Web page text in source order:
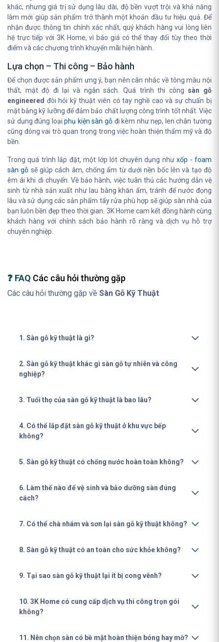
khác, nhưng giá trị sử dụng lâu dài, độ bền vượt trội và khả năng
làm mới giúp sản phẩm trở thành một khoản đầu tư hiệu quả. Để
nhận được thông tin chính xác nhất, quý khách hàng vui lòng liên
hệ trực tiếp với 3K Home, vì báo giá có thể thay đổi tùy theo thời
điểm và các chương trình khuyến mãi hiện hành.
Lựa chọn – Thi công – Bảo hành
Để chọn được sản phẩm ưng ý, bạn nên cân nhắc về tông màu nội
thất, mật độ đi lại và ngân sách. Quá trình thi công sàn gỗ
engineered đòi hỏi kỹ thuật viên có tay nghề cao và sự chuẩn bị
mặt bằng kỹ lưỡng để đảm bảo chất lượng công trình tốt nhất. Việc
sử dụng đúng loạiphụ kiện sàn gỗ đi kèm như nẹp, len chân tường
cũng đóng vai trò quan trọng trong việc hoàn thiện thẩm mỹ và độ
bền.
Trong quá trình lắp đặt, một lớp lót chuyên dụng nhưxốp - foam
sàn gỗ sẽ giúp cách âm, chống ẩm từ dưới nền bốc lên và tạo độ
êm ái khi di chuyển. Về bảo hành, việc tuân thủ các hướng dẫn vệ
sinh từ nhà sản xuất như lau bằng khăn ẩm, tránh để nước đọng
lâu và sử dụng các sản phẩm tẩy rửa phù hợp sẽ giúp sàn nhà của
bạn luôn bền đẹp theo thời gian. 3K Home cam kết đồng hành cùng
khách hàng với chính sách bảo hành rõ ràng và dịch vụ hỗ trợ
chuyên nghiệp.
❓ FAQ Các câu hỏi thường gặp
Các câu hỏi thường gặp về Sàn Gỗ Kỹ Thuật
1. Sàn gỗ kỹ thuật là gì?
2. Sàn gỗ kỹ thuật khác gì sàn gỗ tự nhiên và công
nghiệp?
3. Tuổi thọ của sàn gỗ kỹ thuật là bao lâu?
4. Có thể lắp đặt sàn gỗ kỹ thuật ở khu vực bếp
không?
5. Sàn gỗ kỹ thuật có chống nước hoàn toàn không?
6. Làm thế nào để vệ sinh và bảo dưỡng sàn đúng
cách?
7. Có thể chà nhám và sơn lại sàn gỗ kỹ thuật không?
8. Sàn gỗ kỹ thuật có an toàn cho sức khỏe không?
9. Tại sao sàn gỗ kỹ thuật lại ít bị cong vênh?
10. 3K Home có cung cấp dịch vụ thi công trọn gói
không?
11. Nên chọn sàn có bề mặt hoàn thiện bóng hay mờ?